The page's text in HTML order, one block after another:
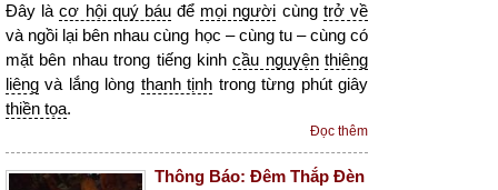
Đây làcơ hội quý báuđể mọi người cùng trở về
và ngồi lại bên nhau cùng học – cùng tu – cùng có
mặt bên nhau trong tiếng kinhcầu nguyện thiêng
liêng và lắng lòng thanh tịnh trong từng phút giây
thiền tọa.
Đọc thêm
Thông Báo: Đêm Thắp Đèn